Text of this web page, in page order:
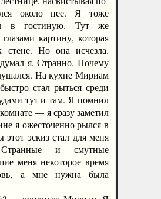
около нее. Я тоже
в гостиную. Тут же
картину, которая
стене. Но она исчезла.
я. Странно. Почему
На кухне Мириам
стал рыться среди
тут и там. Я помнил
— я сразу заметил
я ожесточенно рылся в
этот эскиз стал для меня
и смутные
меня некоторое время
а мне нужна была